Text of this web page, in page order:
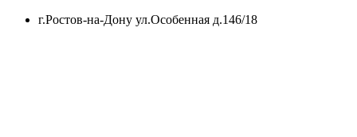
г.Ростов-на-Дону ул.Особенная д.146/18